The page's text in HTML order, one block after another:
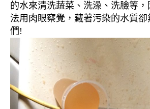
的水來清洗蔬菜、洗澡、洗臉等
法用肉眼察覺，藏著污染的水質
們!